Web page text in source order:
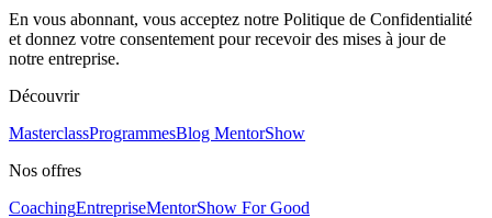
En vous abonnant, vous acceptez notre Politique de Confidentialité
et donnez votre consentement pour recevoir des mises à jour de
notre entreprise.
Découvrir
MasterclassProgrammesBlog MentorShow
Nos offres
CoachingEntrepriseMentorShow For Good